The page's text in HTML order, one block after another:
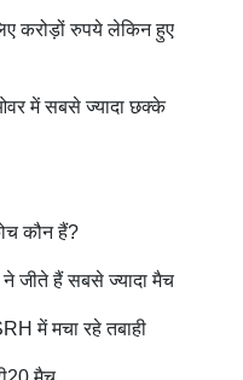
करोड़ों रुपये लेकिन हुए
में सबसे ज्यादा छक्के
कौन हैं?
जीते हैं सबसे ज्यादा मैच
में मचा रहे तबाही